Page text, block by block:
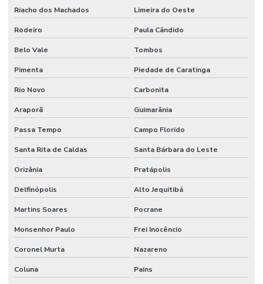
Riacho dos Machados Limeira do Oeste
Rodeiro Paula Cândido
Belo Vale Tombos
Pimenta Piedade de Caratinga
Rio Novo Carbonita
Araporã Guimarânia
Passa Tempo Campo Florido
Santa Rita de Caldas Santa Bárbara do Leste
Orizânia Pratápolis
Delfinópolis Alto Jequitibá
Martins Soares Pocrane
Monsenhor Paulo Frei Inocêncio
Coronel Murta Nazareno
Coluna Pains